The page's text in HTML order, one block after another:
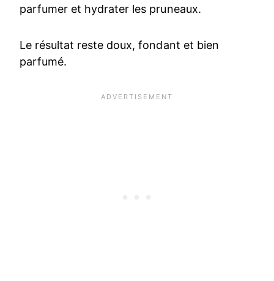
parfumer et hydrater les pruneaux.
Le résultat reste doux, fondant et bien
parfumé.